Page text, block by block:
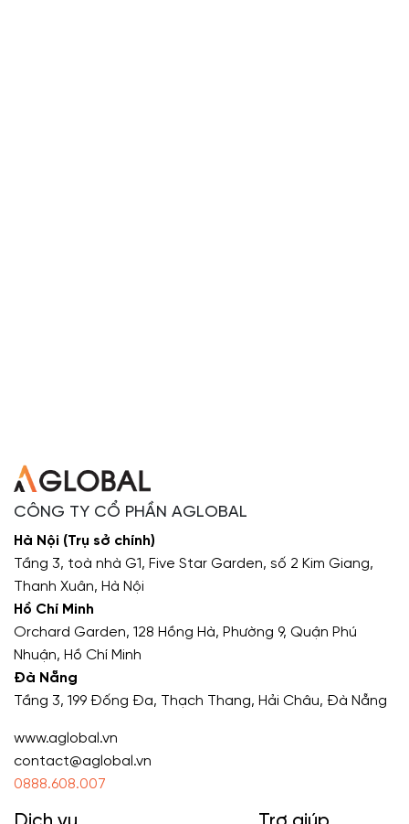
CÔNG TY CỔ PHẦN AGLOBAL
Hà Nội (Trụ sở chính)
Tầng 3, toà nhà G1, Five Star Garden, số 2 Kim Giang,
Thanh Xuân, Hà Nội
Hồ Chí Minh
Orchard Garden, 128 Hồng Hà, Phường 9, Quận Phú
Nhuận, Hồ Chí Minh
Đà Nẵng
Tầng 3, 199 Đống Đa, Thạch Thang, Hải Châu, Đà Nẵng
www.aglobal.vn
contact@aglobal.vn
0888.608.007